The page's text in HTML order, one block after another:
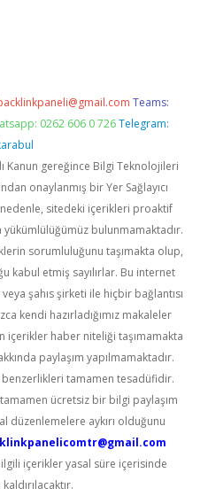
Teams:
0262 606 0 726 Telegram:
Kanun gereğince Bilgi Teknolojileri
onaylanmış bir Yer Sağlayıcı
sitedeki içerikleri proaktif
bulunmamaktadır.
sorumluluğunu taşımakta olup,
kabul etmiş sayılırlar. Bu internet
şahıs şirketi ile hiçbir bağlantısı
kendi hazırladığımız makaleler
içerikler haber niteliği taşımamakta
paylaşım yapılmamaktadır.
tamamen tesadüfidir.
ücretsiz bir bilgi paylaşım
düzenlemelere aykırı olduğunu
içerikler yasal süre içerisinde